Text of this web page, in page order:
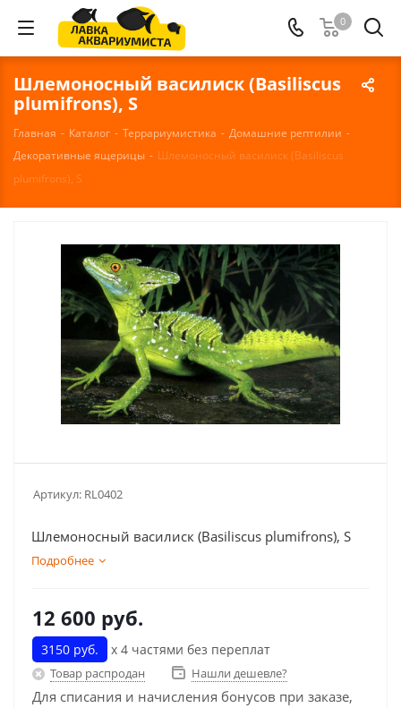
0
Шлемоносный василиск (Basiliscus
plumifrons), S
Главная - Каталог - Террариумистика - Домашние рептилии -
Декоративные ящерицы - Шлемоносный василиск (Basiliscus
plumifrons), S
Артикул: RL0402
Шлемоносный василиск (Basiliscus plumifrons), S
Подробнее
12 600 руб.
3150 руб. х 4 частями без переплат
Товар распродан Нашли дешевле?
Для списания и начисления бонусов при заказе,